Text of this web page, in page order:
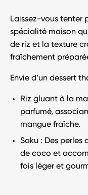
Laissez-vous tenter
spécialité maison
de riz et la texture
fraîchement
Envie d’un dessert
Riz gluant à la
parfumé,
mangue fraîche.
Saku : Des perles
de coco et
fois léger et